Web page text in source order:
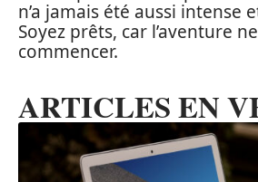
n’a jamais été aussi intense
Soyez prêts, car l’aventure
commencer.
ARTICLES EN